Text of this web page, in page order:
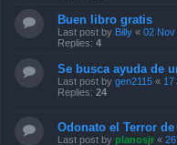
Buen libro gratis
Last post by Billy « 02 Nov
Replies: 4
Se busca ayuda de
Last post by gen2115 « 17
Replies: 24
Odonato el Terror
Last post by planosjr «